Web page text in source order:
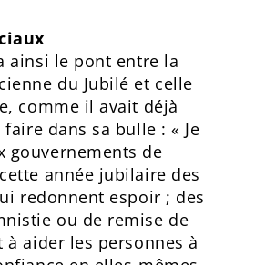
ainsi le pont entre la
du Jubilé et celle
comme il avait déjà
dans sa bulle : « Je
gouvernements de
année jubilaire des
redonnent espoir ; des
ou de remise de
à aider les personnes à